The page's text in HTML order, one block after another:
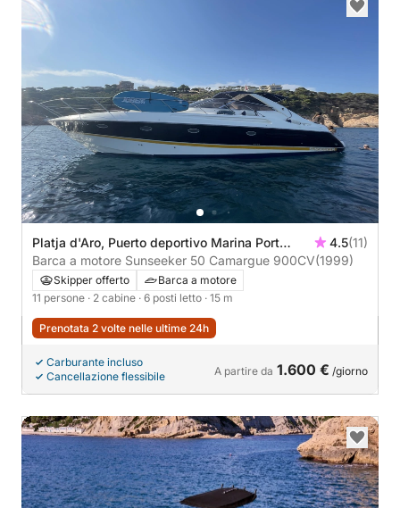
Platja d'Aro, Puerto deportivo Marina Port
d'Aro
4.5(11)
Barca a motore Sunseeker 50 Camargue 900CV(1999)
Skipper offerto
Barca a motore
11 persone · 2 cabine · 6 posti letto · 15 m
Prenotata 2 volte nelle ultime 24h
Carburante incluso
Cancellazione flessibile
A partire da 1.600 € /giorno